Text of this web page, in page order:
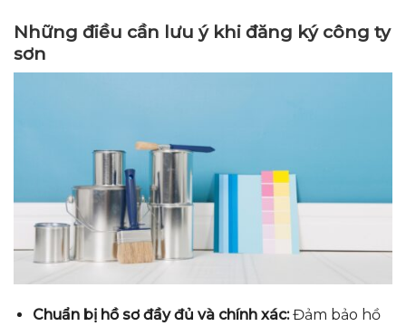
Những điều cần lưu ý khi đăng ký công ty
sơn
Chuẩn bị hồ sơ đầy đủ và chính xác:Đảm bảo hồ